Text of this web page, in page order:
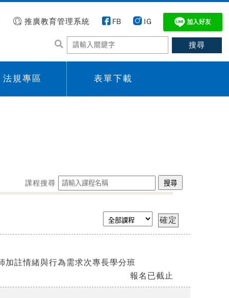
推廣教育管理系統 FB IG
法規專區 表單下載
課程搜尋
註情緒與行為需求次專長學分班
報名已截止